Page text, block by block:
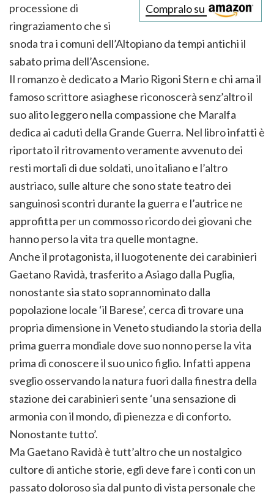
Compralo su
processione di
ringraziamento che si
snoda tra i comuni dell’Altopiano da tempi antichi il
sabato prima dell’Ascensione.
Il romanzo è dedicato a Mario Rigoni Stern e chi ama il
famoso scrittore asiaghese riconoscerà senz’altro il
suo alito leggero nella compassione che Maralfa
dedica ai caduti della Grande Guerra. Nel libro infatti è
riportato il ritrovamento veramente avvenuto dei
resti mortali di due soldati, uno italiano e l’altro
austriaco, sulle alture che sono state teatro dei
sanguinosi scontri durante la guerra e l’autrice ne
approfitta per un commosso ricordo dei giovani che
hanno perso la vita tra quelle montagne.
Anche il protagonista, il luogotenente dei carabinieri
Gaetano Ravidà, trasferito a Asiago dalla Puglia,
nonostante sia stato soprannominato dalla
popolazione locale ‘il Barese’, cerca di trovare una
propria dimensione in Veneto studiando la storia della
prima guerra mondiale dove suo nonno perse la vita
prima di conoscere il suo unico figlio. Infatti appena
sveglio osservando la natura fuori dalla finestra della
stazione dei carabinieri sente ‘una sensazione di
armonia con il mondo, di pienezza e di conforto.
Nonostante tutto’.
Ma Gaetano Ravidà è tutt’altro che un nostalgico
cultore di antiche storie, egli deve fare i conti con un
passato doloroso sia dal punto di vista personale che